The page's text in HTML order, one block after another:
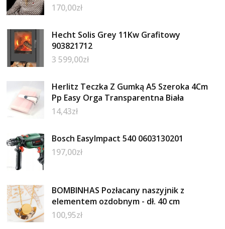
170,00zł
Hecht Solis Grey 11Kw Grafitowy
903821712
3 599,00zł
Herlitz Teczka Z Gumką A5 Szeroka 4Cm
Pp Easy Orga Transparentna Biała
14,43zł
Bosch EasyImpact 540 0603130201
197,00zł
BOMBINHAS Pozłacany naszyjnik z
elementem ozdobnym - dł. 40 cm
100,95zł